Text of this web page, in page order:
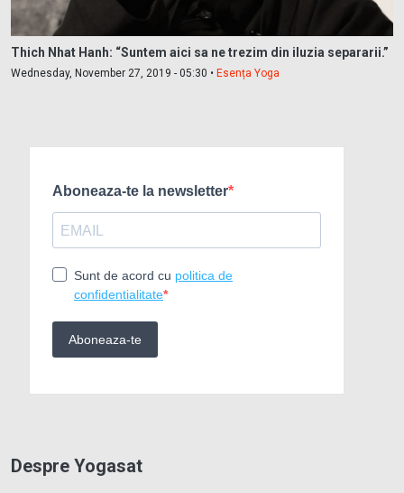
Thich Nhat Hanh: “Suntem aici sa ne trezim din iluzia separarii.”
Wednesday, November 27, 2019 - 05:30 • Esența Yoga
Despre Yogasat